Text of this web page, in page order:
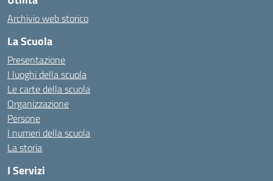
Archivio web storico
La Scuola
Presentazione
I luoghi della scuola
Le carte della scuola
Organizzazione
Persone
I numeri della scuola
La storia
I Servizi